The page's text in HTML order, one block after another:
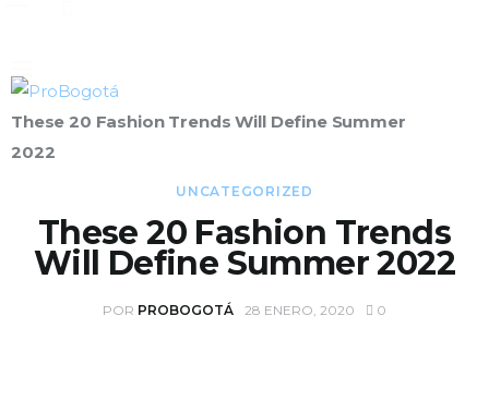
These 20 Fashion Trends Will Define Summer
2022
UNCATEGORIZED
These 20 Fashion Trends
Will Define Summer 2022
POR PROBOGOTÁ 28 ENERO, 2020 0